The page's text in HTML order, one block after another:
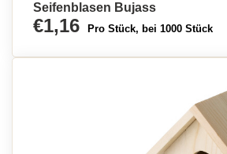
Seifenblasen Bujass
€1,16 Pro Stück, bei 1000 Stück